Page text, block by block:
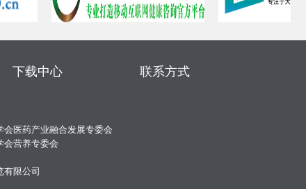
下载中心 联系方式
会医药产业融合发展专委会
会营养专委会
有限公司